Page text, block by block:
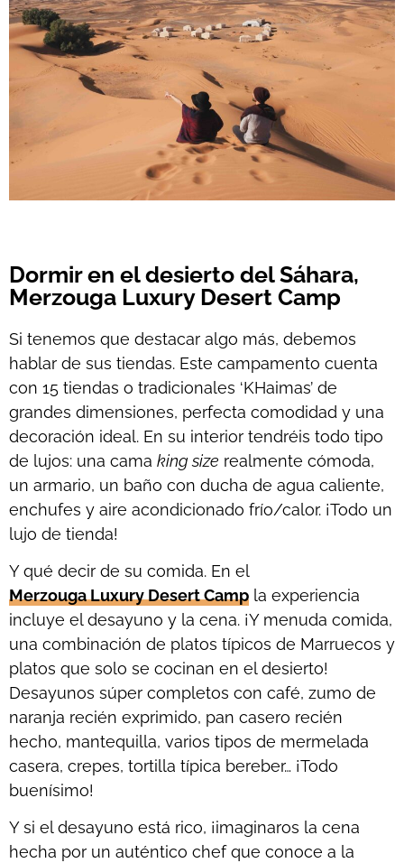
Dormir en el desierto del Sáhara,
Merzouga Luxury Desert Camp
Si tenemos que destacar algo más, debemos
hablar de sus tiendas. Este campamento cuenta
con 15 tiendas o tradicionales ‘KHaimas’ de
grandes dimensiones, perfecta comodidad y una
decoración ideal. En su interior tendréis todo tipo
de lujos: una cama king size realmente cómoda,
un armario, un baño con ducha de agua caliente,
enchufes y aire acondicionado frío/calor. ¡Todo un
lujo de tienda!
Y qué decir de su comida. En el
Merzouga Luxury Desert Camp la experiencia
incluye el desayuno y la cena. ¡Y menuda comida,
una combinación de platos típicos de Marruecos y
platos que solo se cocinan en el desierto!
Desayunos súper completos con café, zumo de
naranja recién exprimido, pan casero recién
hecho, mantequilla, varios tipos de mermelada
casera, crepes, tortilla típica bereber… ¡Todo
buenísimo!
Y si el desayuno está rico, ¡imaginaros la cena
hecha por un auténtico chef que conoce a la